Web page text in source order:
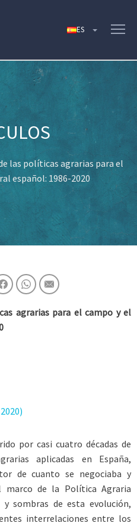
las políticas agrarias para el
español: 1986-2020
agrarias para el campo y el
por casi cuatro décadas de
aplicadas en España,
de cuanto se negociaba y
marco de la Política Agraria
y sombras de esta evolución,
interrelaciones entre los